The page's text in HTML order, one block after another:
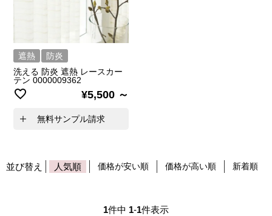
遮熱
防炎
洗える 防炎 遮熱 レースカー
テン 0000009362
¥5,500
無料サンプル請求
並び替え 人気順 価格が安い順 価格が高い順 新着順
1件中 1-1件表示